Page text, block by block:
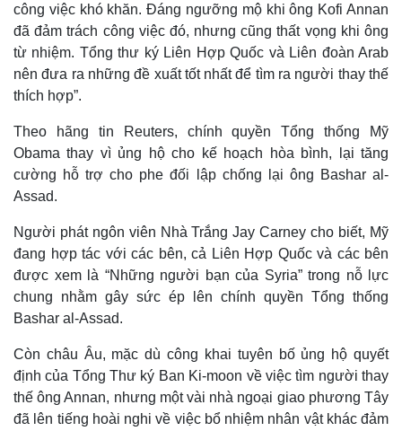
Cuộc sống đó đây
Hồ sơ
Ảnh
E-Magazine
Infographic
công việc khó khăn. Đáng ngưỡng mộ khi ông Kofi Annan
đã đảm trách công việc đó, nhưng cũng thất vọng khi ông
từ nhiệm. Tổng thư ký Liên Hợp Quốc và Liên đoàn Arab
nên đưa ra những đề xuất tốt nhất để tìm ra người thay thế
thích hợp”.
Theo hãng tin Reuters, chính quyền Tổng thống Mỹ
Obama thay vì ủng hộ cho kế hoạch hòa bình, lại tăng
cường hỗ trợ cho phe đối lập chống lại ông Bashar al-
Assad.
Người phát ngôn viên Nhà Trắng Jay Carney cho biết, Mỹ
đang hợp tác với các bên, cả Liên Hợp Quốc và các bên
được xem là “Những người bạn của Syria” trong nỗ lực
chung nhằm gây sức ép lên chính quyền Tổng thống
Bashar al-Assad.
Còn châu Âu, mặc dù công khai tuyên bố ủng hộ quyết
định của Tổng Thư ký Ban Ki-moon về việc tìm người thay
thế ông Annan, nhưng một vài nhà ngoại giao phương Tây
đã lên tiếng hoài nghi về việc bổ nhiệm nhân vật khác đảm